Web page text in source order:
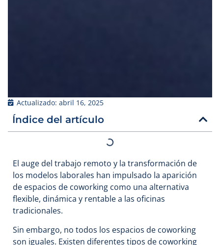
Actualizado: abril 16, 2025
Índice del artículo
El auge del trabajo remoto y la transformación de
los modelos laborales han impulsado la aparición
de espacios de coworking como una alternativa
flexible, dinámica y rentable a las oficinas
tradicionales.
Sin embargo, no todos los espacios de coworking
son iguales. Existen diferentes tipos de coworking